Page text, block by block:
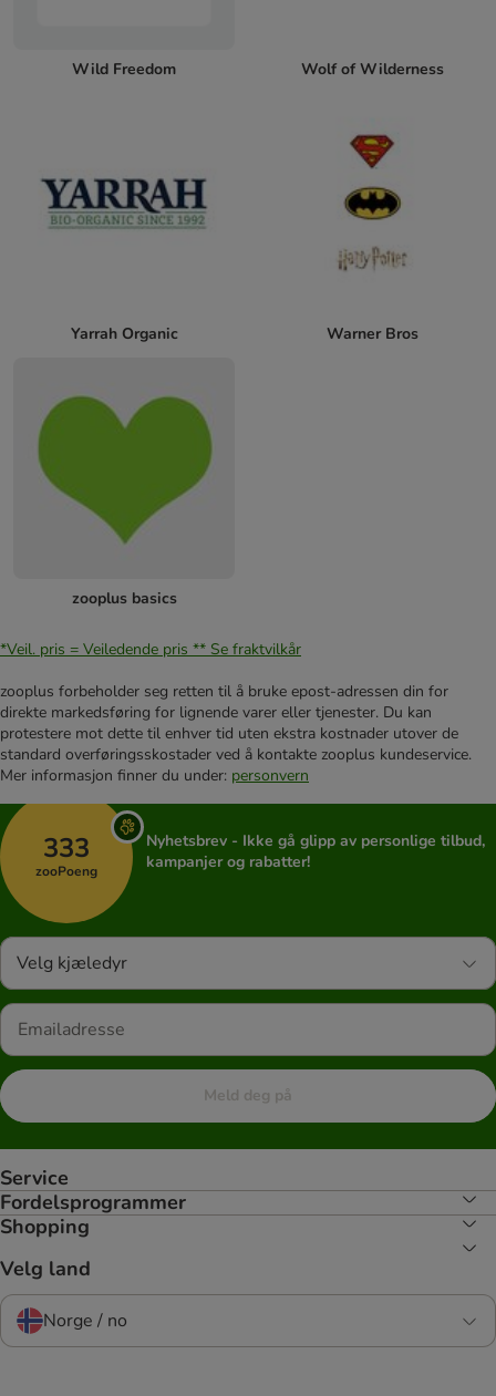
Wild Freedom Wolf of Wilderness
Yarrah Organic Warner Bros
zooplus basics
*Veil. pris = Veiledende pris ** Se fraktvilkår
zooplus forbeholder seg retten til å bruke epost-adressen din for
direkte markedsføring for lignende varer eller tjenester. Du kan
protestere mot dette til enhver tid uten ekstra kostnader utover de
standard overføringsskostader ved å kontakte zooplus kundeservice.
Mer informasjon finner du under: personvern
333
zooPoeng
Nyhetsbrev - Ikke gå glipp av personlige tilbud,
kampanjer og rabatter!
Velg kjæledyr
Meld deg på
Service
Fordelsprogrammer
Shopping
Velg land
Norge / no